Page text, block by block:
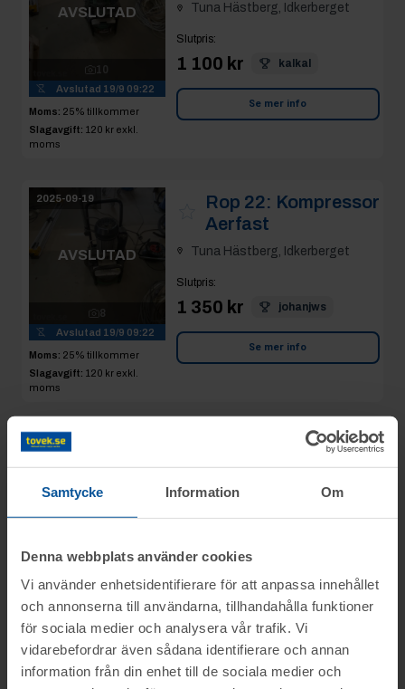
Samtycke Information Om
Denna webbplats använder cookies
Vi använder enhetsidentifierare för att anpassa innehållet
och annonserna till användarna, tillhandahålla funktioner
för sociala medier och analysera vår trafik. Vi
vidarebefordrar även sådana identifierare och annan
information från din enhet till de sociala medier och
AVSLUTAD
Avslutad 19/9 09:22
Moms: 25% tillkommer
Slagavgift: 120 kr exkl.
moms
Tuna Hästberg, Idkerberget
Slutpris:
1 100 kr kalkal
Se mer info
2025-09-19
AVSLUTAD
8
Avslutad 19/9 09:22
Moms: 25% tillkommer
Slagavgift: 120 kr exkl.
moms
Rop 22: Kompressor
Aerfast
Tuna Hästberg, Idkerberget
Slutpris:
1 350 kr johanjws
Se mer info
2025-09-19
AVSLUTAD
16
moms
Pall med 6
st Garo El Flex och
diverse belysning
Tuna Hästberg, Idkerberget
Se mer info